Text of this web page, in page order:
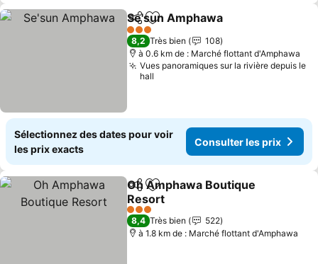
PartagerAjouter à mes favoris
Se'sun Amphawa
3 Étoiles
8,2 Très bien
108
à 0.6 km de : Marché flottant d'Amphawa
Vues panoramiques sur la rivière depuis le
hall
Sélectionnez des dates pour voir
les prix exacts
Consulter les prix
PartagerAjouter à mes favoris
Oh Amphawa Boutique
Resort
Consulter les prix
3 Étoiles
8,4 Très bien
522
à 1.8 km de : Marché flottant d'Amphawa